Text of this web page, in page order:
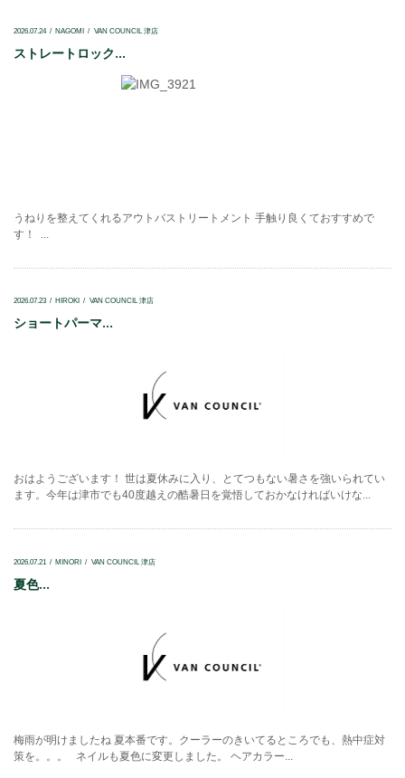
2026.07.24 NAGOMI VAN COUNCIL 津店
ストレートロック...
うねりを整えてくれるアウトバストリートメント 手触り良くておすすめで
す！ ...
2026.07.23 HIROKI VAN COUNCIL 津店
ショートパーマ...
おはようございます！ 世は夏休みに入り、とてつもない暑さを強いられてい
ます。今年は津市でも40度越えの酷暑日を覚悟しておかなければいけな...
2026.07.21 MINORI VAN COUNCIL 津店
夏色...
梅雨が明けましたね 夏本番です。クーラーのきいてるところでも、熱中症対
策を。。。 ネイルも夏色に変更しました。 ヘアカラー...